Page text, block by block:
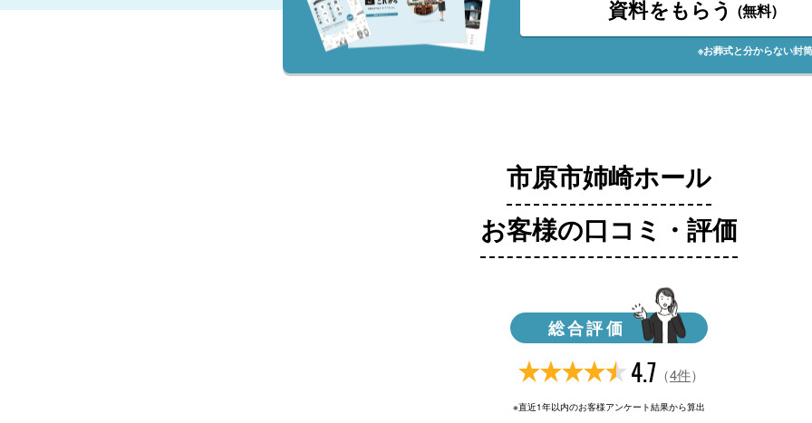
資料をもらう (無料)
※お葬式と分からない封
市原市姉崎ホール
お客様の口コミ・評価
総合評価
4.7 （4件）
※直近1年以内のお客様アンケート結果から算出